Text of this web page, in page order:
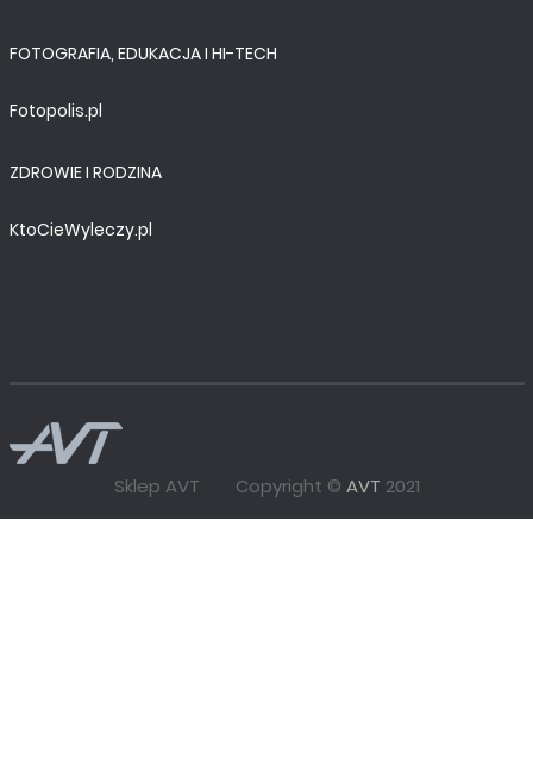
FOTOGRAFIA, EDUKACJA I HI-TECH
Fotopolis.pl
ZDROWIE I RODZINA
KtoCieWyleczy.pl
Sklep AVT Copyright © AVT 2021